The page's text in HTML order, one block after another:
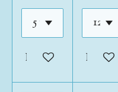
In den Warenkorb
In